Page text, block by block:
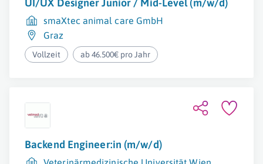
UI/UX Designer Junior / Mid-Level (m/w/d)
smaXtec animal care GmbH
Graz
Vollzeit ab 46.500€ pro Jahr
Backend Engineer:in (m/w/d)